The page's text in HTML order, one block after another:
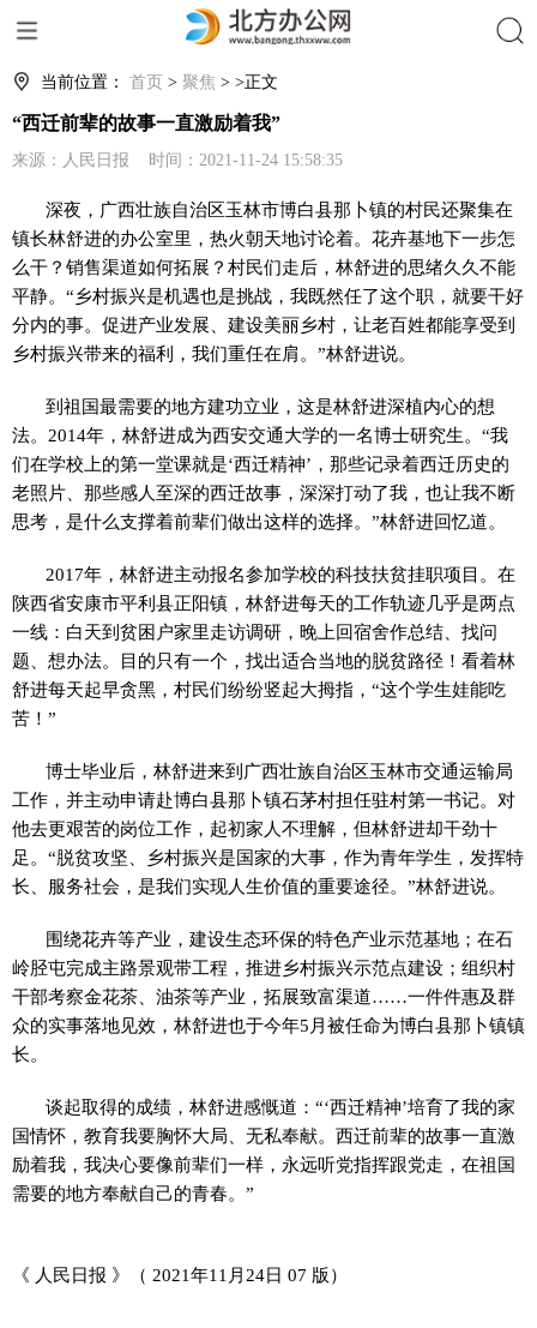
当前位置： 首页 > 聚焦 > >正文
“西迁前辈的故事一直激励着我”
来源：人民日报 时间：2021-11-24 15:58:35
深夜，广西壮族自治区玉林市博白县那卜镇的村民还聚集在
镇长林舒进的办公室里，热火朝天地讨论着。花卉基地下一步怎
么干？销售渠道如何拓展？村民们走后，林舒进的思绪久久不能
平静。“乡村振兴是机遇也是挑战，我既然任了这个职，就要干好
分内的事。促进产业发展、建设美丽乡村，让老百姓都能享受到
乡村振兴带来的福利，我们重任在肩。”林舒进说。
到祖国最需要的地方建功立业，这是林舒进深植内心的想
法。2014年，林舒进成为西安交通大学的一名博士研究生。“我
们在学校上的第一堂课就是‘西迁精神’，那些记录着西迁历史的
老照片、那些感人至深的西迁故事，深深打动了我，也让我不断
思考，是什么支撑着前辈们做出这样的选择。”林舒进回忆道。
2017年，林舒进主动报名参加学校的科技扶贫挂职项目。在
陕西省安康市平利县正阳镇，林舒进每天的工作轨迹几乎是两点
一线：白天到贫困户家里走访调研，晚上回宿舍作总结、找问
题、想办法。目的只有一个，找出适合当地的脱贫路径！看着林
舒进每天起早贪黑，村民们纷纷竖起大拇指，“这个学生娃能吃
苦！”
博士毕业后，林舒进来到广西壮族自治区玉林市交通运输局
工作，并主动申请赴博白县那卜镇石茅村担任驻村第一书记。对
他去更艰苦的岗位工作，起初家人不理解，但林舒进却干劲十
足。“脱贫攻坚、乡村振兴是国家的大事，作为青年学生，发挥特
长、服务社会，是我们实现人生价值的重要途径。”林舒进说。
围绕花卉等产业，建设生态环保的特色产业示范基地；在石
岭胫屯完成主路景观带工程，推进乡村振兴示范点建设；组织村
干部考察金花茶、油茶等产业，拓展致富渠道……一件件惠及群
众的实事落地见效，林舒进也于今年5月被任命为博白县那卜镇镇
长。
谈起取得的成绩，林舒进感慨道：“‘西迁精神’培育了我的家
国情怀，教育我要胸怀大局、无私奉献。西迁前辈的故事一直激
励着我，我决心要像前辈们一样，永远听党指挥跟党走，在祖国
需要的地方奉献自己的青春。”
《 人民日报 》（ 2021年11月24日 07 版）